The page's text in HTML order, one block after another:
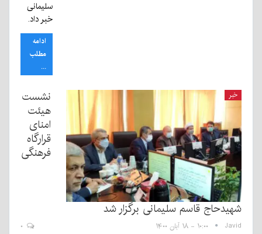
سلیمانی
خبر داد.
ادامه
مطلب
...
خبر
نشست
هیئت
امنای
قرارگاه
فرهنگی
شهیدحاج قاسم سلیمانی برگزار شد
Javid ۱۰:۰۰ - ۱۸ آبان ۱۴۰۰